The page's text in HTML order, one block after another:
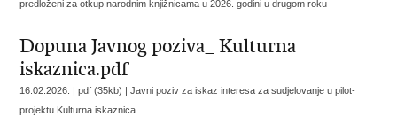
predloženi za otkup narodnim knjižnicama u 2026. godini u drugom roku
Dopuna Javnog poziva_ Kulturna
iskaznica.pdf
16.02.2026. | pdf (35kb) |Javni poziv za iskaz interesa za sudjelovanje u pilot-
projektu Kulturna iskaznica